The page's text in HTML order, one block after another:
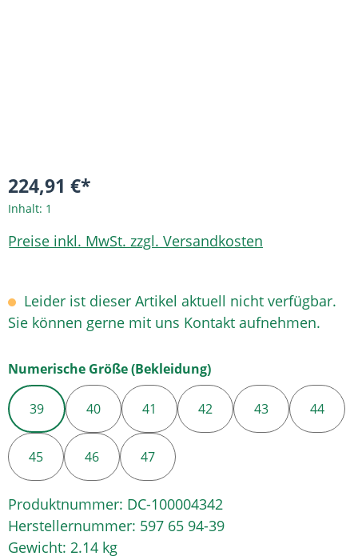
224,91 €*
Inhalt: 1
Preise inkl. MwSt. zzgl. Versandkosten
Leider ist dieser Artikel aktuell nicht verfügbar.
Sie können gerne mit uns Kontakt aufnehmen.
Numerische Größe (Bekleidung)auswählen
39 40 41 42 43 44
45 46 47
Produktnummer: DC-100004342
Herstellernummer: 597 65 94-39
Gewicht: 2.14 kg